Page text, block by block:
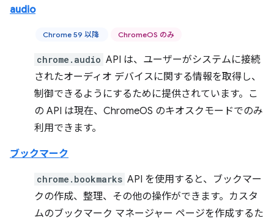
audio
Chrome 59 以降 ChromeOS のみ
chrome.audio API は、ユーザーがシステムに接続
されたオーディオ デバイスに関する情報を取得し、
制御できるようにするために提供されています。こ
の API は現在、ChromeOS のキオスクモードでのみ
利用できます。
ブックマーク
chrome.bookmarks API を使用すると、ブックマー
クの作成、整理、その他の操作ができます。カスタ
ムのブックマーク マネージャー ページを作成するた